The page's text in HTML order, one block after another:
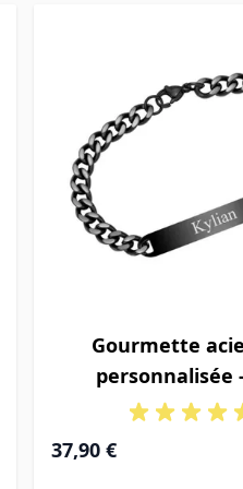
Gourmette
personnalisée
37,90 €